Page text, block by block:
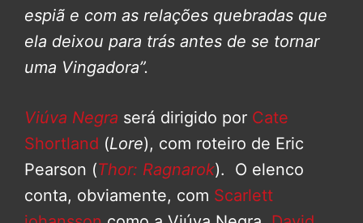
espiã e com as relações quebradas que
ela deixou para trás antes de se tornar
uma Vingadora”.
Viúva Negra será dirigido por Cate
Shortland (Lore), com roteiro de Eric
Pearson (Thor: Ragnarok). O elenco
conta, obviamente, com Scarlett